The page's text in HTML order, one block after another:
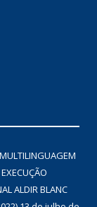
ALDIR BLANC